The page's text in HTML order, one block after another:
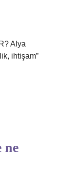
Alya
ihtişam”
ne